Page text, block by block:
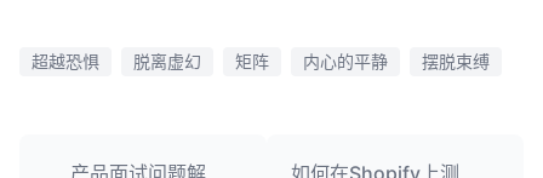
超越恐惧 脱离虚幻 矩阵 内心的平静 摆脱束缚
产品面试问题解
如何在Shopify上测